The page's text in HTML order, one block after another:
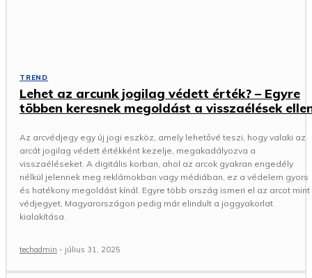
TREND
Lehet az arcunk jogilag védett érték? – Egyre
többen keresnek megoldást a visszaélések
Az arcvédjegy egy új jogi eszköz, amely lehetővé teszi, hogy valaki az
arcát jogilag védett értékként kezelje, megakadályozva a
visszaéléseket. A digitális korban, ahol az arcok gyakran engedély
nélkül jelennek meg reklámokban vagy médiában, ez a védelem gyors
és hatékony megoldást kínál. Egyre több ország ismeri el az arcot mint
védjegyet, Magyarországon pedig már elindult a joggyakorlat
kialakítása.
techadmin - július 31, 2025